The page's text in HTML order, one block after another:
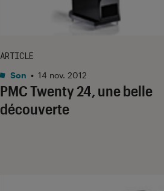
PMC Twenty 24, une belle
découverte
ARTICLE
Son • 14 nov. 2012